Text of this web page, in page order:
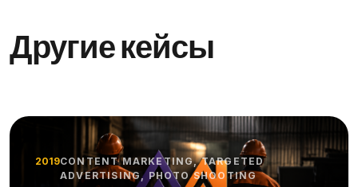
Другие кейсы
2019CONTENT MARKETING, TARGETED
ADVERTISING, PHOTO SHOOTING